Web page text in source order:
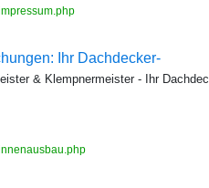
Ihr Dachdecker-
& Klempnermeister - Ihr